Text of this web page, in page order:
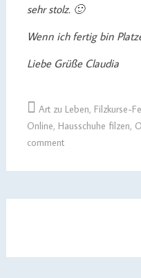
sehr stolz. 🙂
Wenn ich fertig bin
Liebe Grüße Claudia
Art zu Leben, Filzkurse-
Online, Hausschuhe filzen,
comment